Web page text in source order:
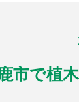
市で植